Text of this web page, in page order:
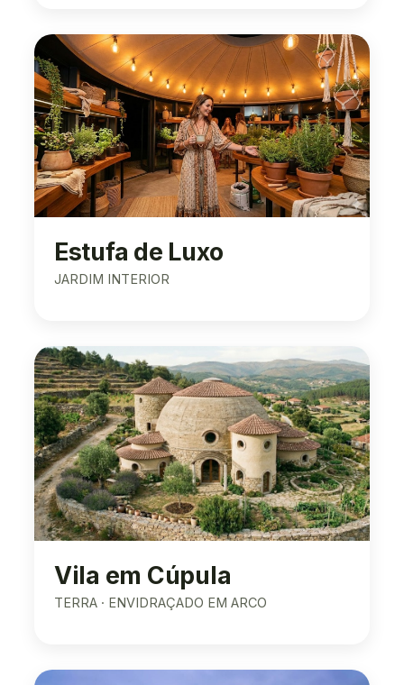
Estufa de Luxo
JARDIM INTERIOR
Vila em Cúpula
TERRA · ENVIDRAÇADO EM ARCO